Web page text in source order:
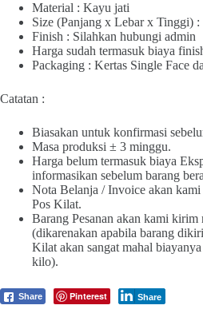
Material : Kayu jati
Size (Panjang x Lebar x Tinggi)
Finish : Silahkan hubungi admin
Harga sudah termasuk biaya
Packaging : Kertas Single Face
Catatan :
Biasakan untuk konfirmasi
Masa produksi ± 3 minggu.
Harga belum termasuk biaya
informasikan sebelum barang
Nota Belanja / Invoice akan
Pos Kilat.
Barang Pesanan akan kami
(dikarenakan apabila barang
Kilat akan sangat mahal
kilo).
Share Pinterest Share